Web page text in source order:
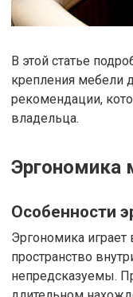
В этой статье
крепления мебели
рекомендации,
владельца.
Эргономика
Особенности
Эргономика
пространство
непредсказуемы.